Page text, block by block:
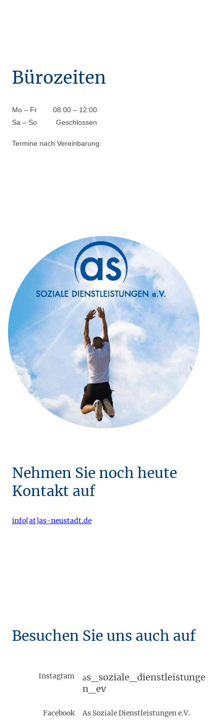
Bürozeiten
Mo – Fr 08:00 – 12:00
Sa – So Geschlossen
Termine nach Vereinbarung
Nehmen Sie noch heute
Kontakt auf
info[at]as-neustadt.de
Besuchen Sie uns auch auf
Instagram as_soziale_dienstleistunge
n_ev
Facebook As Soziale Dienstleistungen e.V.